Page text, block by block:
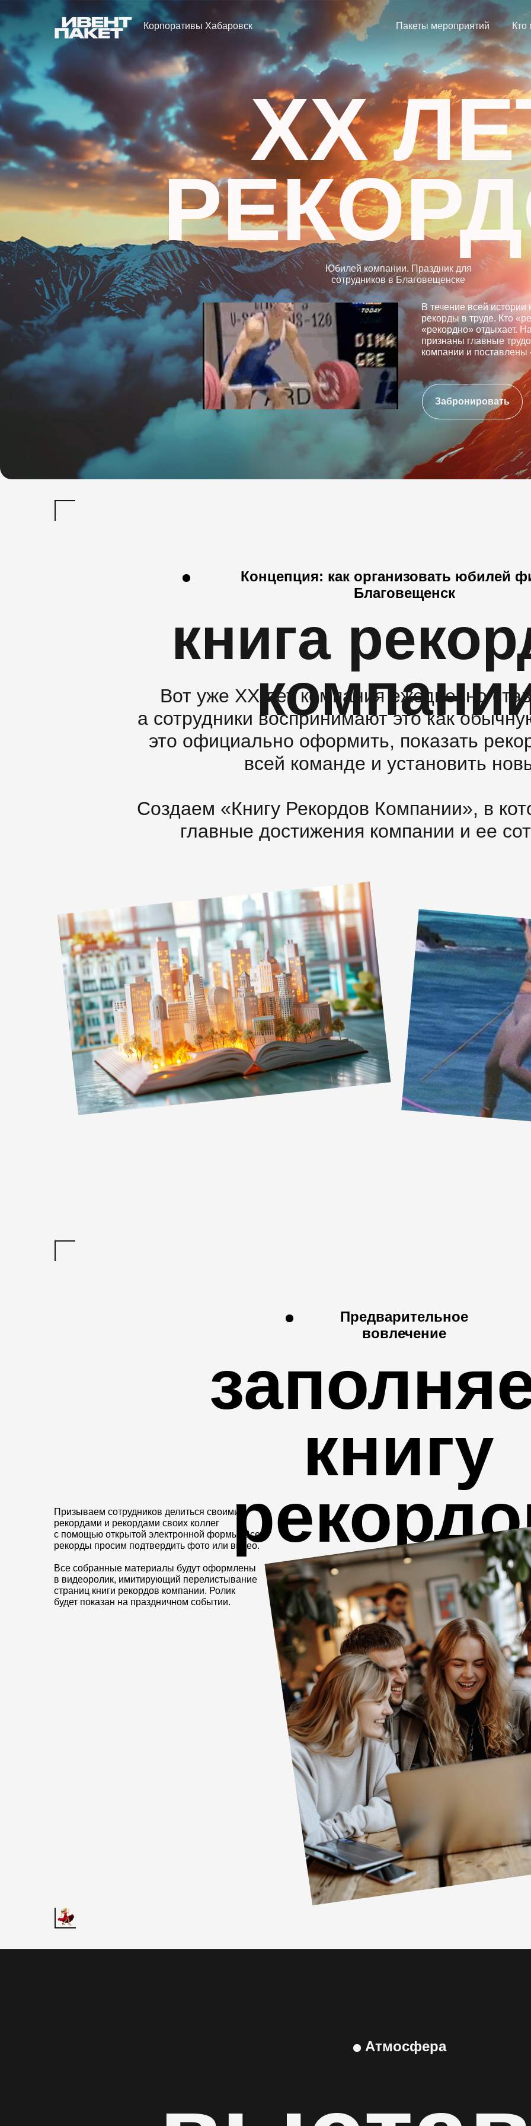
Корпоративы Хабаровск Пакеты мероприятий
В течение всей истории
рекорды в труде. Кто
«рекордно» отдыхает.
признаны главные
компании и
XX
Забронировать
Юбилей компании. Праздник для
сотрудников в Благовещенске
книга
Вот уже XX лет компания ежедневно
а сотрудники воспринимают это как
это официально оформить, показать
всей команде и установить
Создаем «Книгу Рекордов Компании», в
главные достижения компании и ее
Концепция: как организовать юбилей
Благовещенск
книгу
Призываем сотрудников делиться своими
рекордами и рекордами своих коллег
с помощью открытой электронной формы. Все
рекорды просим подтвердить фото или видео.
Все собранные материалы будут оформлены
в видеоролик, имитирующий перелистывание
страниц книги рекордов компании. Ролик
будет показан на праздничном событии.
Предварительное
вовлечение
Атмосфера